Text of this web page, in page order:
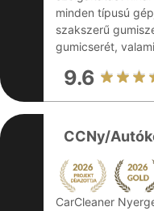
minden típusú
szakszerű
gumicserét,
9.6
CCNy/
CarCleaner